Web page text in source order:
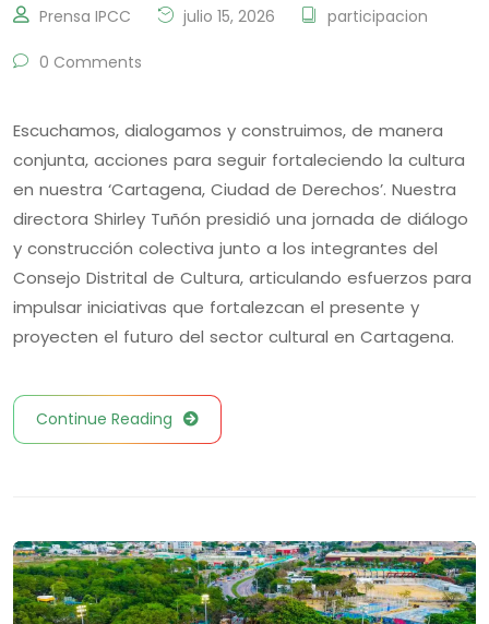
Prensa IPCC julio 15, 2026 participacion
0 Comments
Escuchamos, dialogamos y construimos, de manera
conjunta, acciones para seguir fortaleciendo la cultura
en nuestra ‘Cartagena, Ciudad de Derechos’. Nuestra
directora Shirley Tuñón presidió una jornada de diálogo
y construcción colectiva junto a los integrantes del
Consejo Distrital de Cultura, articulando esfuerzos para
impulsar iniciativas que fortalezcan el presente y
proyecten el futuro del sector cultural en Cartagena.
Continue Reading